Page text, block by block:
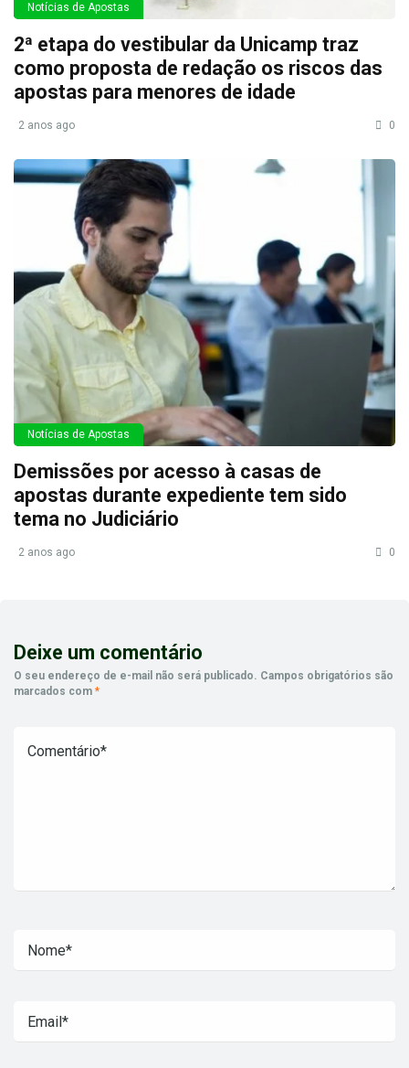
Notícias de Apostas
2ª etapa do vestibular da Unicamp traz
como proposta de redação os riscos das
apostas para menores de idade
2 anos ago 0
Notícias de Apostas
Demissões por acesso à casas de
apostas durante expediente tem sido
tema no Judiciário
2 anos ago 0
Deixe um comentário
O seu endereço de e-mail não será publicado. Campos obrigatórios são
marcados com *